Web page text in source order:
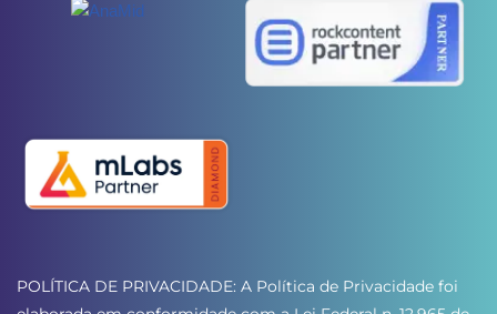
POLÍTICA DE PRIVACIDADE: A Política de Privacidade foi